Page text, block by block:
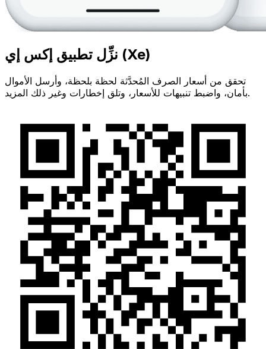
نزِّل تطبيق إكس إي (Xe)
تحقق من أسعار الصرف المُحدَّثة لحظة بلحظة، وأرسل الأموال
بأمان، واضبط تنبيهات للأسعار، وتلق إخطارات وغير ذلك المزيد.